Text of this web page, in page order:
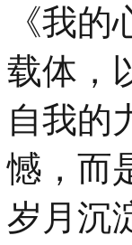
《我
载体，
自我的
憾，而
岁月沉